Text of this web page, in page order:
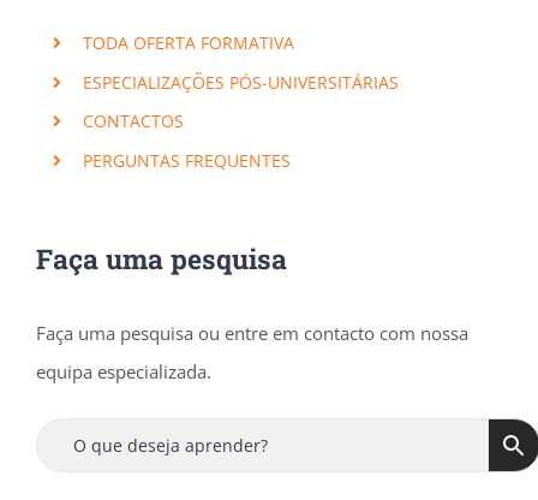
TODA OFERTA FORMATIVA
ESPECIALIZAÇÕES PÓS-UNIVERSITÁRIAS
CONTACTOS
PERGUNTAS FREQUENTES
Faça uma pesquisa
Faça uma pesquisa ou entre em contacto com nossa
equipa especializada.